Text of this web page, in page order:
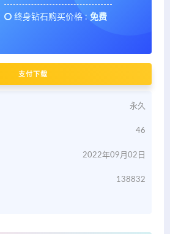
终身钻石购买价格 : 免费
支付下载
永久
46
2022年09月02日
138832